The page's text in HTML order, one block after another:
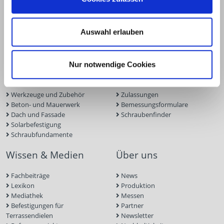
Auswahl erlauben
Nur notwendige Cookies
Produkte
Terrassen- und Gartenbau
Ingenieurholzbau
Trockenbau
Werkzeuge und Zubehör
Beton- und Mauerwerk
Dach und Fassade
Solarbefestigung
Schraubfundamente
Service
Terrassenplaner
ECS-Software
Fassadenplaner
BIM-Portal
Zulassungen
Bemessungsformulare
Schraubenfinder
Wissen & Medien
Fachbeiträge
Lexikon
Mediathek
Befestigungen für
Terrassendielen
Über uns
News
Produktion
Messen
Partner
Newsletter